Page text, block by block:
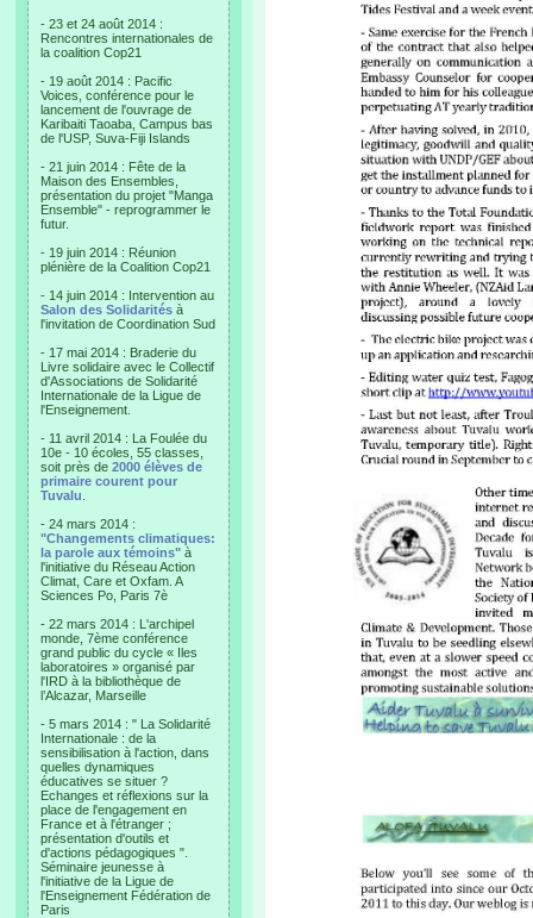
- 23 et 24 août 2014 :
Rencontres internationales de
la coalition Cop21
- 19 août 2014 : Pacific
Voices, conférence pour le
lancement de l'ouvrage de
Karibaiti Taoaba, Campus bas
de l'USP, Suva-Fiji Islands
- 21 juin 2014 : Fête de la
Maison des Ensembles,
présentation du projet "Manga
Ensemble" - reprogrammer le
futur.
- 19 juin 2014 : Réunion
plénière de la Coalition Cop21
- 14 juin 2014 : Intervention au
Salon des Solidarités à
l'invitation de Coordination Sud
- 17 mai 2014 : Braderie du
Livre solidaire avec le Collectif
d'Associations de Solidarité
Internationale de la Ligue de
l'Enseignement.
- 11 avril 2014 : La Foulée du
10e - 10 écoles, 55 classes,
soit près de 2000 élèves de
primaire courent pour
Tuvalu
- 24 mars 2014 :
"Changements climatiques:
la parole aux témoins" à
l'initiative du Réseau Action
Climat, Care et Oxfam. A
Sciences Po, Paris 7è
- 22 mars 2014 : L'archipel
monde, 7ème conférence
grand public du cycle « Iles
laboratoires » organisé par
l'IRD à la bibliothèque de
l’Alcazar, Marseille
- 5 mars 2014 : " La Solidarité
Internationale : de la
sensibilisation à l'action, dans
quelles dynamiques
éducatives se situer ?
Echanges et réflexions sur la
place de l'engagement en
France et à l'étranger ;
présentation d'outils et
d'actions pédagogiques ".
Séminaire jeunesse à
l'initiative de la Ligue de
l'Enseignement Fédération de
Paris